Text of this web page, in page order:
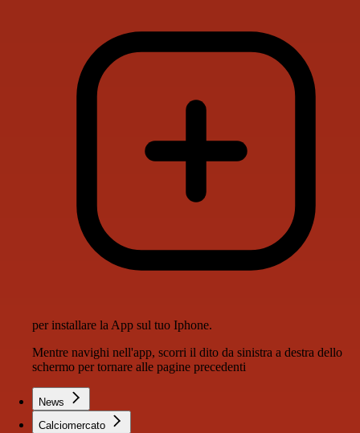
per installare la App sul tuo Iphone.
Mentre navighi nell'app, scorri il dito da sinistra a destra dello
schermo per tornare alle pagine precedenti
News
Calciomercato